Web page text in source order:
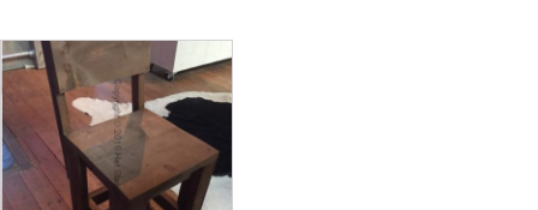
Dit
product
meerdere
variaties.
Deze